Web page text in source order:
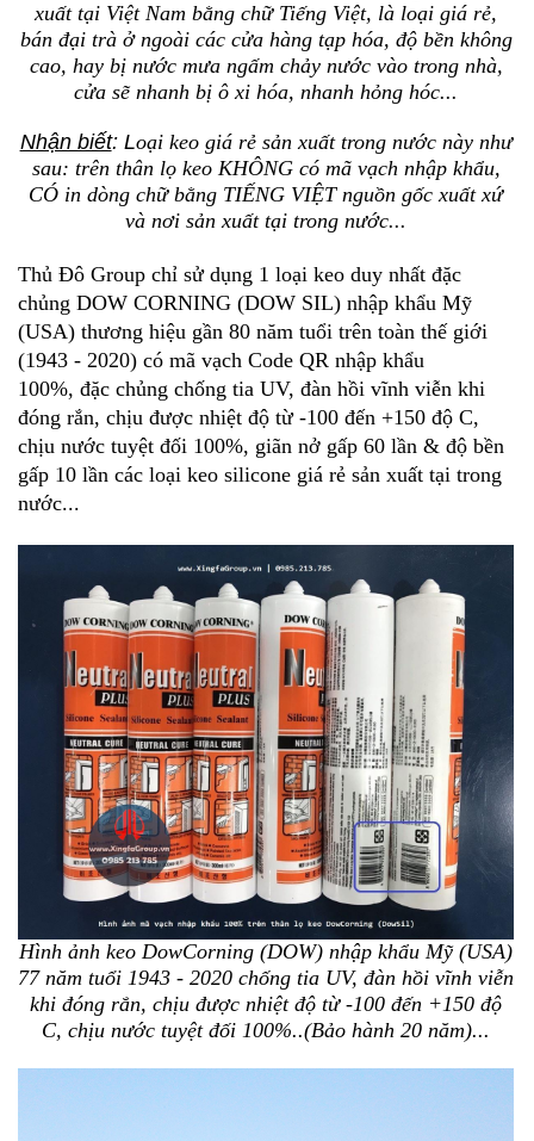
xuất tại Việt Nam bằng chữ Tiếng Việt, là loại giá rẻ,
bán đại trà ở ngoài các cửa hàng tạp hóa, độ bền không
cao, hay bị nước mưa ngấm chảy nước vào trong nhà,
cửa sẽ nhanh bị ô xi hóa, nhanh hỏng hóc...
Nhận biết: Loại keo giá rẻ sản xuất trong nước này như
sau: trên thân lọ keo KHÔNG có mã vạch nhập khẩu,
CÓ in dòng chữ bằng TIẾNG VIỆT nguồn gốc xuất xứ
và nơi sản xuất tại trong nước...
Thủ Đô Group chỉ sử dụng 1 loại keo duy nhất đặc
chủng DOW CORNING (DOW SIL) nhập khẩu Mỹ
(USA) thương hiệu gần 80 năm tuổi trên toàn thế giới
(1943 - 2020) có mã vạch Code QR nhập khẩu
100%, đặc chủng chống tia UV, đàn hồi vĩnh viễn khi
đóng rắn, chịu được nhiệt độ từ -100 đến +150 độ C,
chịu nước tuyệt đối 100%, giãn nở gấp 60 lần & độ bền
gấp 10 lần các loại keo silicone giá rẻ sản xuất tại trong
nước...
Hình ảnh keo DowCorning (DOW) nhập khẩu Mỹ (USA)
77 năm tuổi 1943 - 2020 chống tia UV, đàn hồi vĩnh viễn
khi đóng rắn, chịu được nhiệt độ từ -100 đến +150 độ
C, chịu nước tuyệt đối 100%..(Bảo hành 20 năm)...